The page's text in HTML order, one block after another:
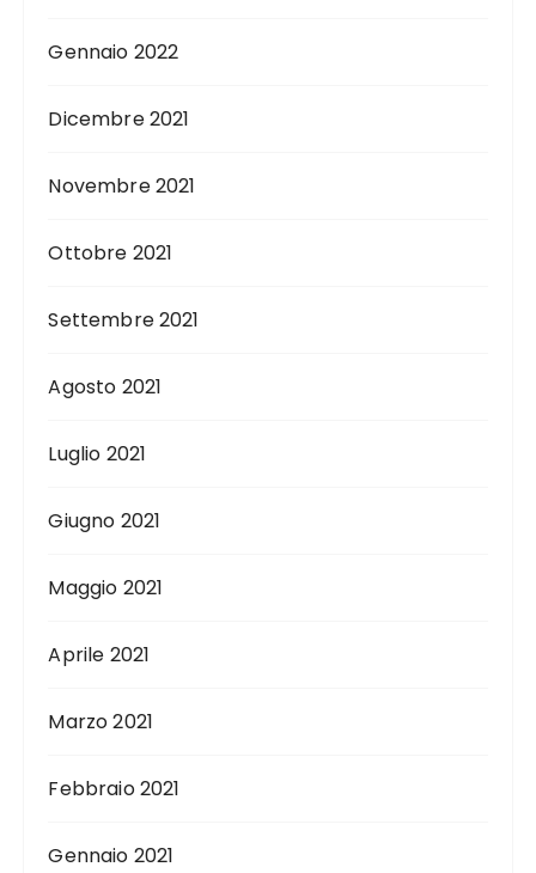
Gennaio 2022
Dicembre 2021
Novembre 2021
Ottobre 2021
Settembre 2021
Agosto 2021
Luglio 2021
Giugno 2021
Maggio 2021
Aprile 2021
Marzo 2021
Febbraio 2021
Gennaio 2021